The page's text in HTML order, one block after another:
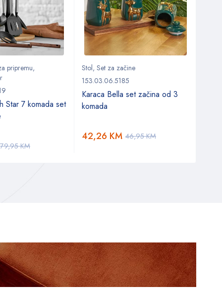
pripremu,
Star 7 komada set
79,95KM
Stol, Set za začine
153.03.06.5185
Karaca Bella set začina od 3
komada
46,95KM
42,26 KM